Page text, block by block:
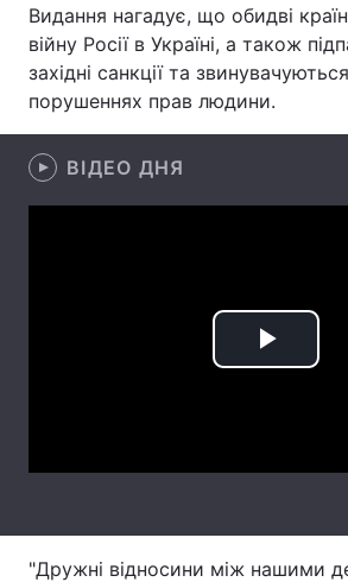
Здоров'я Туризм
Цікавинки
Думки
Вакансії
Послуги
Видання нагадує, що обидві
війну Росії в Україні, а також
західні санкції та
порушеннях прав людини.
ВІДЕО ДНЯ
Play
"Дружні відносини між нашими